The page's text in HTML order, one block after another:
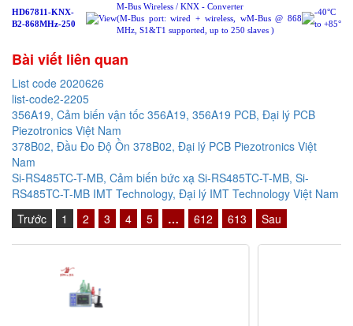
HD67811-KNX-
B2-868MHz-250
View
M-Bus Wireless / KNX - Converter
(M-Bus port: wired + wireless, wM-Bus @ 868
MHz, S1&T1 supported, up to 250 slaves )
-40°C
to +85°
Bài viết liên quan
List code 2020626
list-code2-2205
356A19, Cảm biến vận tốc 356A19, 356A19 PCB, Đại lý PCB
Piezotronics Việt Nam
378B02, Đầu Đo Độ Ồn 378B02, Đại lý PCB Piezotronics Việt
Nam
Si-RS485TC-T-MB, Cảm biến bức xạ Si-RS485TC-T-MB, Si-
RS485TC-T-MB IMT Technology, Đại lý IMT Technology Việt Nam
Trước
1 2 3 4 5 … 612 613 Sau